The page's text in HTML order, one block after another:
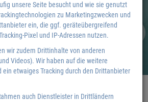
unsere Seite besucht und wie sie genutzt
zu Marketingzwecken und
ein, die ggf. geräteübergreifend
Pixel und IP-Adressen nutzen.
wir zudem Drittinhalte von anderen
Videos). Wir haben auf die weitere
ein etwaiges Tracking durch den Drittanbieter
auch Dienstleister in Drittländern